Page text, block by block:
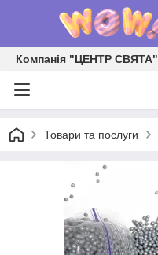
Компанія "ЦЕНТР СВЯТА"
Товари та послуги